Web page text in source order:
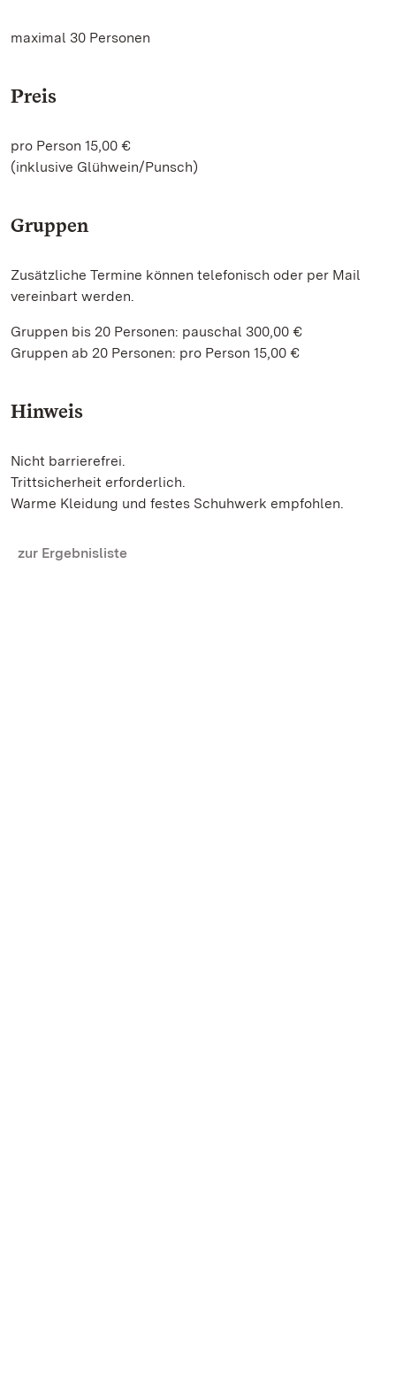
maximal 30 Personen
Preis
pro Person 15,00 €
(inklusive Glühwein/Punsch)
Gruppen
Zusätzliche Termine können telefonisch oder per Mail
vereinbart werden.
Gruppen bis 20 Personen: pauschal 300,00 €
Gruppen ab 20 Personen: pro Person 15,00 €
Hinweis
Nicht barrierefrei.
Trittsicherheit erforderlich.
Warme Kleidung und festes Schuhwerk empfohlen.
zur Ergebnisliste